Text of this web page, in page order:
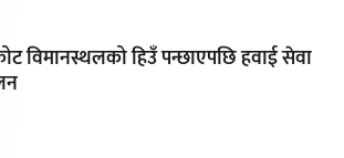
विमानस्थलको हिउँ पन्छाएपछि हवाई सेवा